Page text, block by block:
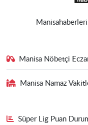
Manisa Nöbetçi
Manisa Namaz
Süper Lig Puan